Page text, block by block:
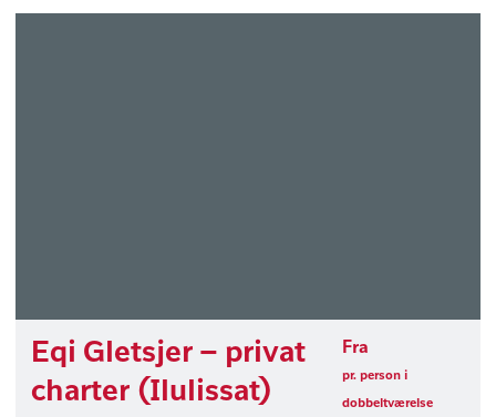
Eqi Gletsjer – privat
charter (Ilulissat)
Fra
pr. person i
dobbeltværelse